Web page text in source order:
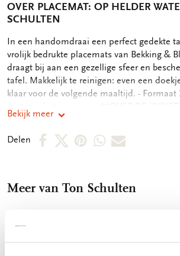
OVER PLACEMAT: OP HELDER
SCHULTEN
OMSCHRIJVING
In een handomdraai een perfect gedekte
vrolijk bedrukte placemats van Bekking &
draagt bij aan een gezellige sfeer en
tafel. Makkelijk te reinigen: even een
klaar voor de volgende maaltijd. - Formaat
SCHULTEN:** De kleur, de gloed en glans,
emotie en beleving. Dat is de wereld van
misschien wel: de wereld volgens Ton
werk van Ton Schulten, de eenvoudige
composities die rust bieden. Imponerend
hypnotiserend. Emotioneel en vooral zó
Bekijk meer
Delen
DeelDeelDeelDeelDeel
mail
Meer van Ton Schulten